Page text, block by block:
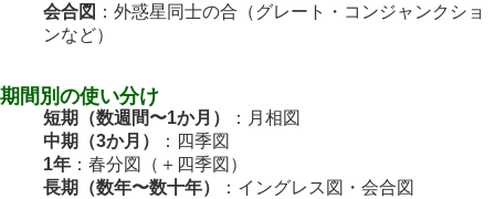
会合図 ：外惑星同士の合（グレート・コンジャンクショ
ンなど）
期間別の使い分け
短期（数週間〜1か月）
：月相図
中期（3か月）
：四季図
1年 ：春分図（＋四季図）
長期（数年〜数十年）
：イングレス図・会合図